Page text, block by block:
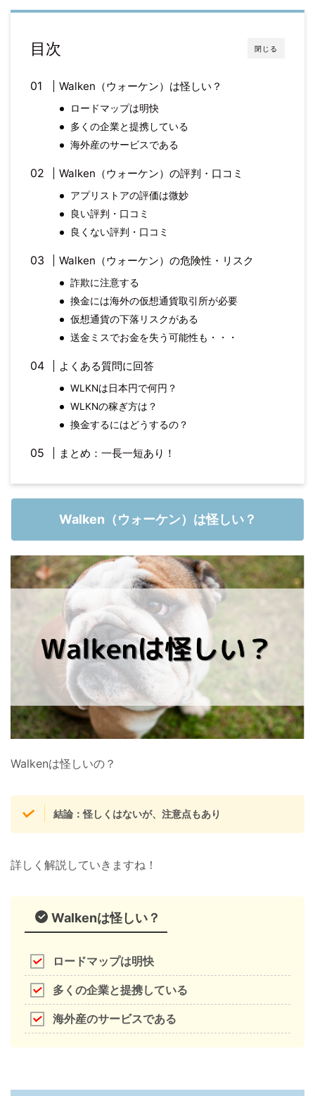
閉じる
目次
Walken（ウォーケン）は怪しい？
ロードマップは明快
多くの企業と提携している
海外産のサービスである
Walken（ウォーケン）の評判・口コミ
アプリストアの評価は微妙
良い評判・口コミ
良くない評判・口コミ
Walken（ウォーケン）の危険性・リスク
詐欺に注意する
換金には海外の仮想通貨取引所が必要
仮想通貨の下落リスクがある
送金ミスでお金を失う可能性も・・・
よくある質問に回答
WLKNは日本円で何円？
WLKNの稼ぎ方は？
換金するにはどうするの？
まとめ：一長一短あり！
Walken（ウォーケン）は怪しい？
Walkenは怪しいの？
結論：怪しくはないが、注意点もあり
詳しく解説していきますね！
Walkenは怪しい？
ロードマップは明快
多くの企業と提携している
海外産のサービスである